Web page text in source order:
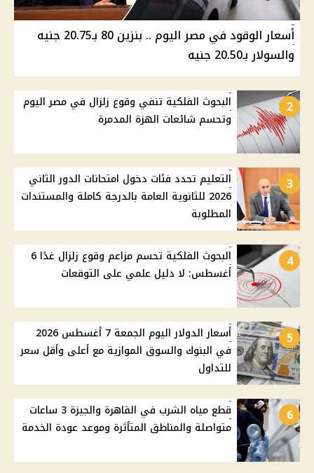
أسعار الوقود في مصر اليوم .. بنزين 80 بـ20.75 جنيه
والسولار بـ20.50 جنيه
2
البحوث الفلكية تنفي وقوع زلزال في مصر اليوم
وتحسم شائعات الهزة المدمرة
3
التعليم تحدد فئات دخول امتحانات الدور الثاني
2026 للثانوية العامة بالدرجة كاملة والمستندات
المطلوبة
4
البحوث الفلكية تحسم مزاعم وقوع زلزال غدًا 6
أغسطس: لا دليل علمي على التوقعات
5
أسعار الدولار اليوم الجمعة 7 أغسطس 2026
في البنوك والسوق الموازية مع أعلى وأقل سعر
للتداول
6
قطع مياه الشرب في القاهرة والجيزة 3 ساعات
متواصلة والمناطق المتأثرة وموعد عودة الخدمة